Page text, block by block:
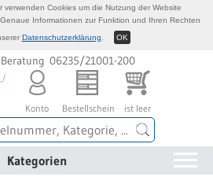
06235/21001-200
Konto Bestellschein ist leer
Kategorien
verwenden Cookies um die Nutzung der Website
Informationen zur Funktion und Ihren Rechten
Datenschutzerklärung OK